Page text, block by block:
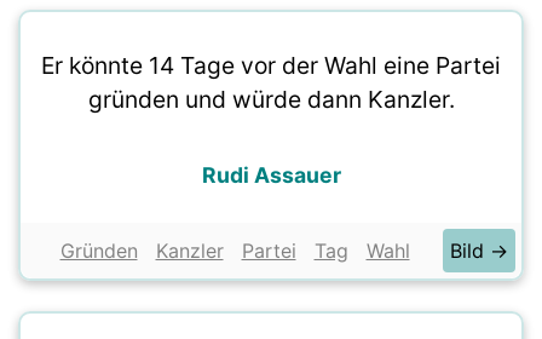
Er könnte 14 Tage vor der Wahl eine Partei
gründen und würde dann Kanzler.
Rudi Assauer
Gründen Kanzler Partei Tag Wahl Bild →